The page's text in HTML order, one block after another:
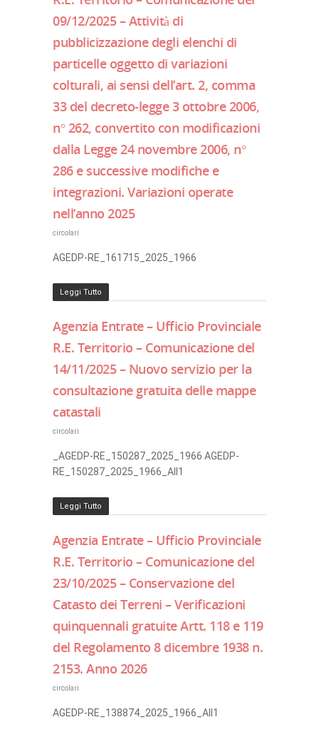
09/12/2025 – Attività di
pubblicizzazione degli elenchi di
particelle oggetto di variazioni
colturali, ai sensi dell’art. 2, comma
33 del decreto-legge 3 ottobre 2006,
n° 262, convertito con modificazioni
dalla Legge 24 novembre 2006, n°
286 e successive modifiche e
integrazioni. Variazioni operate
nell’anno 2025
circolari
AGEDP-RE_161715_2025_1966
Leggi Tutto
Agenzia Entrate – Ufficio Provinciale
R.E. Territorio – Comunicazione del
14/11/2025 – Nuovo servizio per la
consultazione gratuita delle mappe
catastali
circolari
_AGEDP-RE_150287_2025_1966 AGEDP-
RE_150287_2025_1966_All1
Leggi Tutto
Agenzia Entrate – Ufficio Provinciale
R.E. Territorio – Comunicazione del
23/10/2025 – Conservazione del
Catasto dei Terreni – Verificazioni
quinquennali gratuite Artt. 118 e 119
del Regolamento 8 dicembre 1938 n.
2153. Anno 2026
circolari
AGEDP-RE_138874_2025_1966_All1